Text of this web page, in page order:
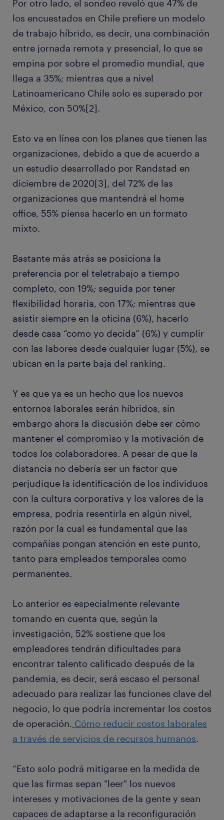
Por otro lado, el sondeo reveló que 47% de
los encuestados en Chile prefiere un modelo
de trabajo híbrido, es decir, una combinación
entre jornada remota y presencial, lo que se
empina por sobre el promedio mundial, que
llega a 35%; mientras que a nivel
Latinoamericano Chile solo es superado por
México, con 50%[2].
Esto va en línea con los planes que tienen las
organizaciones, debido a que de acuerdo a
un estudio desarrollado por Randstad en
diciembre de 2020[3], del 72% de las
organizaciones que mantendrá el home
office, 55% piensa hacerlo en un formato
mixto.
Bastante más atrás se posiciona la
preferencia por el teletrabajo a tiempo
completo, con 19%; seguida por tener
flexibilidad horaria, con 17%; mientras que
asistir siempre en la oficina (6%), hacerlo
desde casa “como yo decida” (6%) y cumplir
con las labores desde cualquier lugar (5%), se
ubican en la parte baja del ranking.
Y es que ya es un hecho que los nuevos
entornos laborales serán híbridos, sin
embargo ahora la discusión debe ser cómo
mantener el compromiso y la motivación de
todos los colaboradores. A pesar de que la
distancia no debería ser un factor que
perjudique la identificación de los individuos
con la cultura corporativa y los valores de la
empresa, podría resentirla en algún nivel,
razón por la cual es fundamental que las
compañías pongan atención en este punto,
tanto para empleados temporales como
permanentes.
Lo anterior es especialmente relevante
tomando en cuenta que, según la
investigación, 52% sostiene que los
empleadores tendrán dificultades para
encontrar talento calificado después de la
pandemia, es decir, será escaso el personal
adecuado para realizar las funciones clave del
negocio, lo que podría incrementar los costos
de operación. Cómo reducir costos laborales
a través de servicios de recursos humanos.
“Esto solo podrá mitigarse en la medida de
que las firmas sepan "leer" los nuevos
intereses y motivaciones de la gente y sean
capaces de adaptarse a la reconfiguración